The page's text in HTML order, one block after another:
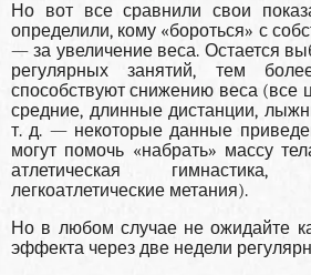
Но вот все сравнили свои
определили, кому «бороться» с
— за увеличение веса. Остается
регулярных занятий, тем
способствуют снижению веса (все
средние, длинные дистанции,
т. д. — некоторые данные
могут помочь «набрать» массу
атлетическая
легкоатлетические метания).
Но в любом случае не ожидайте
эффекта через две недели